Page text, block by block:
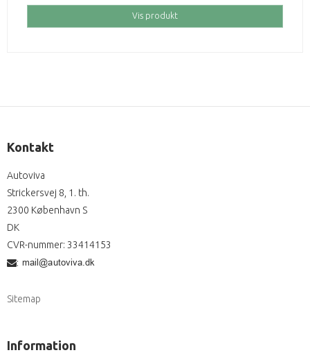
Vis produkt
Kontakt
Autoviva
Strickersvej 8, 1. th.
2300 København S
DK
CVR-nummer: 33414153
:
Sitemap
Information